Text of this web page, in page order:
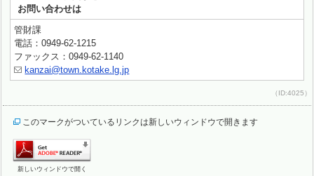
お問い合わせは
管財課
電話：0949-62-1215
ファックス：0949-62-1140
kanzai@town.kotake.lg.jp
（ID:4025）
このマークがついているリンクは新しいウィンドウで開きます
新しいウィンドウで開く